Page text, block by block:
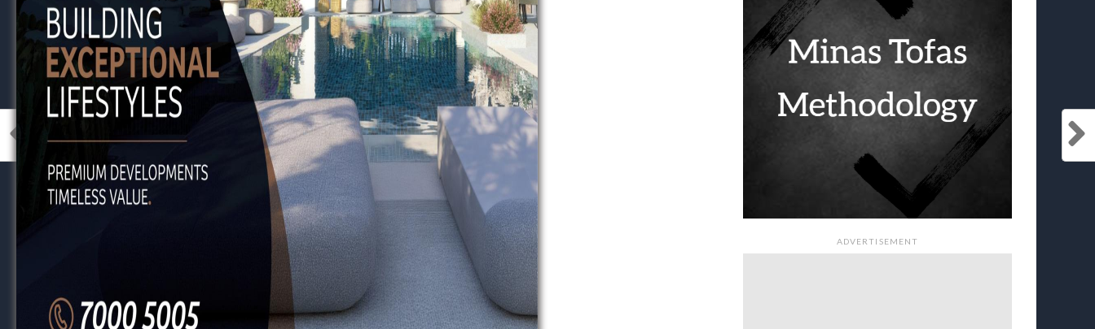
ADVERTISEMENT